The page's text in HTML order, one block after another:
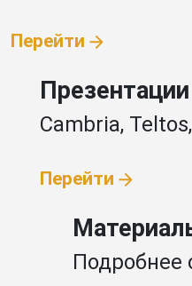
Перейти
Презентации
Cambria, Teltos,
Перейти
Подробнее